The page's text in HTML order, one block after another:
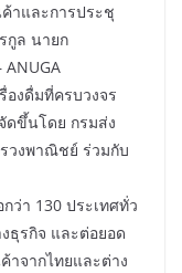
าและการประชุ
กูล นายก
ANUGA
องดื่มที่ครบวงจร
ดขึ้นโดย กรมส่ง
รวงพาณิชย์ ร่วมกับ
ว่า 130 ประเทศทั่ว
ธุรกิจ และต่อยอด
าจากไทยและต่าง